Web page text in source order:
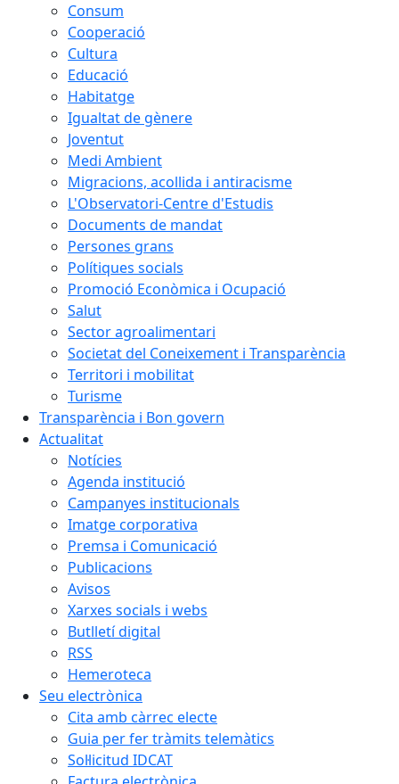
Consum
Cooperació
Cultura
Educació
Habitatge
Igualtat de gènere
Joventut
Medi Ambient
Migracions, acollida i antiracisme
L'Observatori-Centre d'Estudis
Documents de mandat
Persones grans
Polítiques socials
Promoció Econòmica i Ocupació
Salut
Sector agroalimentari
Societat del Coneixement i Transparència
Territori i mobilitat
Turisme
Transparència i Bon govern
Actualitat
Notícies
Agenda institució
Campanyes institucionals
Imatge corporativa
Premsa i Comunicació
Publicacions
Avisos
Xarxes socials i webs
Butlletí digital
RSS
Hemeroteca
Seu electrònica
Cita amb càrrec electe
Guia per fer tràmits telemàtics
Sol·licitud IDCAT